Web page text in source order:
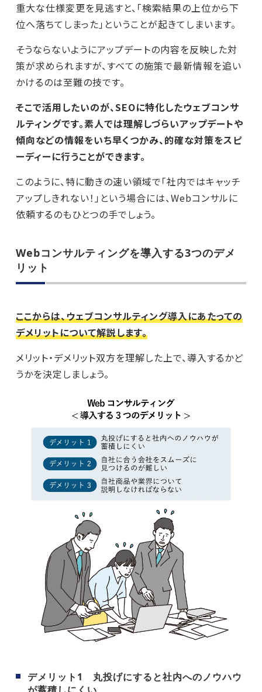
重大な仕様変更を見逃すと、「検索結果の上位から下
位へ落ちてしまった」ということが起きてしまいます。
そうならないようにアップデートの内容を反映した対
策が求められますが、すべての施策で最新情報を追い
かけるのは至難の技です。
そこで活用したいのが、SEOに特化したウェブコンサ
ルティングです。素人では理解しづらいアップデートや
傾向などの情報をいち早くつかみ、的確な対策をスピ
ーディーに行うことができます。
このように、特に動きの速い領域で「社内ではキャッチ
アップしきれない！」という場合には、Webコンサルに
依頼するのもひとつの手でしょう。
Webコンサルティングを導入する3つのデメ
リット
ここからは、ウェブコンサルティング導入にあたっての
デメリットについて解説します。
メリット・デメリット双方を理解した上で、導入するかど
うかを決定しましょう。
デメリット1 丸投げにすると社内へのノウハウ